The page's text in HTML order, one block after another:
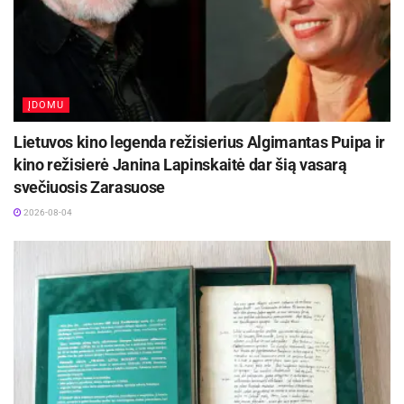
susitinka, patys rengia susitikimus, kūrybines
dirbtuves, kuria bendrus produktus, įneša savo
indėlį. Inovacijų centras, skatinantis išmanumą.
Bibliotekos strategijoje svarbi partnerystė ir
ĮDOMU
Lietuvos kino legenda režisierius Algimantas Puipa ir
kino režisierė Janina Lapinskaitė dar šią vasarą
svečiuosis Zarasuose
2026-08-04